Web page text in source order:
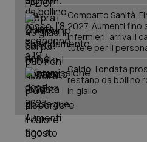
Comparto Sanità.
2027. Aumenti fino
infermieri, arriva il
tutele per il
Caldo, l’ondata
restano da bollino
in giallo
PHPSESSID